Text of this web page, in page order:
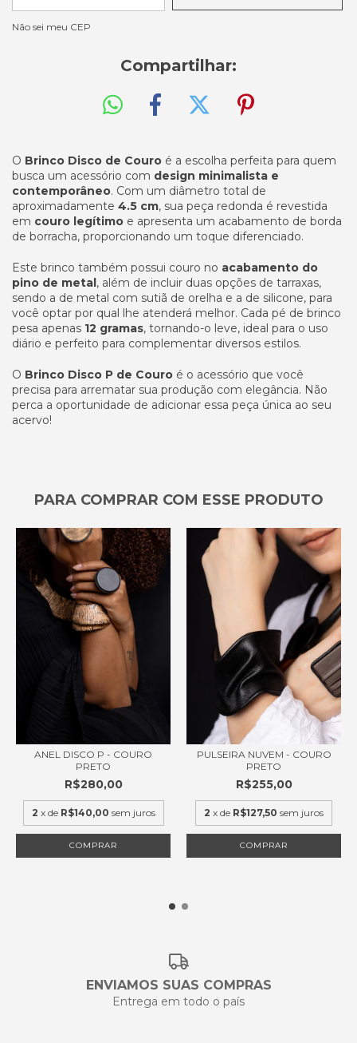
Não sei meu CEP
Compartilhar:
O Brinco Disco de Couro é a escolha perfeita para quem
busca um acessório com design minimalista e
contemporâneo. Com um diâmetro total de
aproximadamente 4.5 cm, sua peça redonda é revestida
em couro legítimo e apresenta um acabamento de borda
de borracha, proporcionando um toque diferenciado.
Este brinco também possui couro no acabamento do
pino de metal, além de incluir duas opções de tarraxas,
sendo a de metal com sutiã de orelha e a de silicone, para
você optar por qual lhe atenderá melhor. Cada pé de brinco
pesa apenas 12 gramas, tornando-o leve, ideal para o uso
diário e perfeito para complementar diversos estilos.
O Brinco Disco P de Couro é o acessório que você
precisa para arrematar sua produção com elegância. Não
perca a oportunidade de adicionar essa peça única ao seu
acervo!
PARA COMPRAR COM ESSE PRODUTO
ANEL DISCO P - COURO
PRETO
R$280,00
2 x de R$140,00 sem juros
COMPRAR
PULSEIRA NUVEM - COURO
PRETO
R$255,00
2 x de R$127,50 sem juros
COMPRAR
ENVIAMOS SUAS COMPRAS
Entrega em todo o país